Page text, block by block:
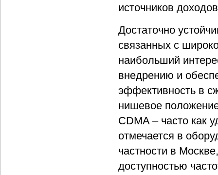
источников
Достаточно
связанных с
наибольший
внедрению и
эффективность в
нишевое
CDMA – часто как
отмечается в
частности в
доступностью